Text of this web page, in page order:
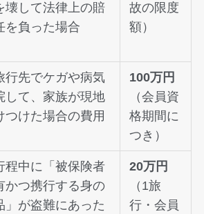
壊して法律上の賠
を負った場合
故の限度
額）
行先でケガや病気
して、家族が現地
つけた場合の費用
100万円
（会員資
格期間に
つき）
程中に「被保険者
かつ携行する身の
」が盗難にあった
20万円
（1旅
行・会員